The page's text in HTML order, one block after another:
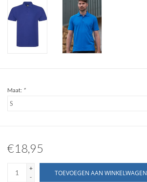
TRUIEN / VESTEN
JACKS / JASSEN
DAMES
Maat: *
€18,95
+
-
TOEVOEGEN AAN WINKELWAGEN